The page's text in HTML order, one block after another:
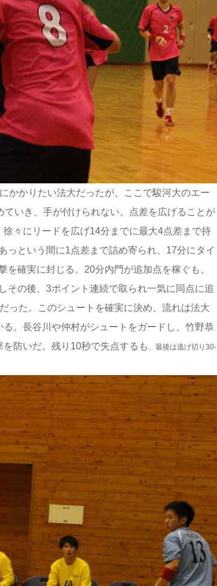
かかりたい法大だったが、ここで駿河大のエー
いき、手が付けられない。点差を広げることが
々にリードを広げ14分までに最大4点差まで持
っという間に1点差まで詰め寄られ、17分にタイ
確実に封じる。20分内門が追加点を稼ぐも、
その後、3ポイント連続で取られ一気に同点に追
った。このシュートを確実に決め、流れは法大
。長谷川や仲村がシュートをガードし、竹野恭
防いだ。残り10秒で失点するも 、最後は逃げ切り30-